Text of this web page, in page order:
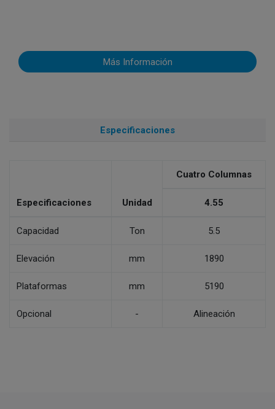
Más Información
Especificaciones
Especificaciones Unidad
Cuatro Columnas
4.55
Capacidad Ton 5.5
Elevación mm 1890
Plataformas mm 5190
Opcional - Alineación